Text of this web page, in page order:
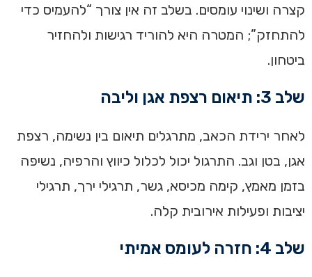
קצרה ושינוי עומסים. בשלב זה אין צורך “להעמיס כדי
להתחזק”; המטרה היא להוריד רגישות ולהחזיר
ביטחון.
שלב 3: תיאום רצפת אגן וליבה
לאחר ירידת הכאב, מתרגלים תיאום בין נשימה, רצפת
אגן, בטן וגב. התרגול יכול לכלול כיווץ והרפיה, נשיפה
בזמן מאמץ, קימה מכיסא, גשר, תרגילי ירך, תרגילי
יציבות ופעילות אירובית קלה.
שלב 4: חזרה לעומס אמיתי